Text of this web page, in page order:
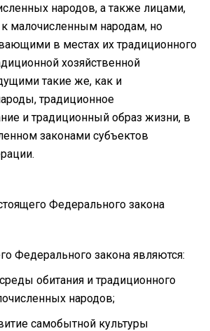
народов, а также лицами,
малочисленным народам, но
в местах их традиционного
хозяйственной
такие же, как и
традиционное
и традиционный образ жизни, в
законами субъектов
Федерального закона
Федерального закона являются:
обитания и традиционного
народов;
самобытной культуры